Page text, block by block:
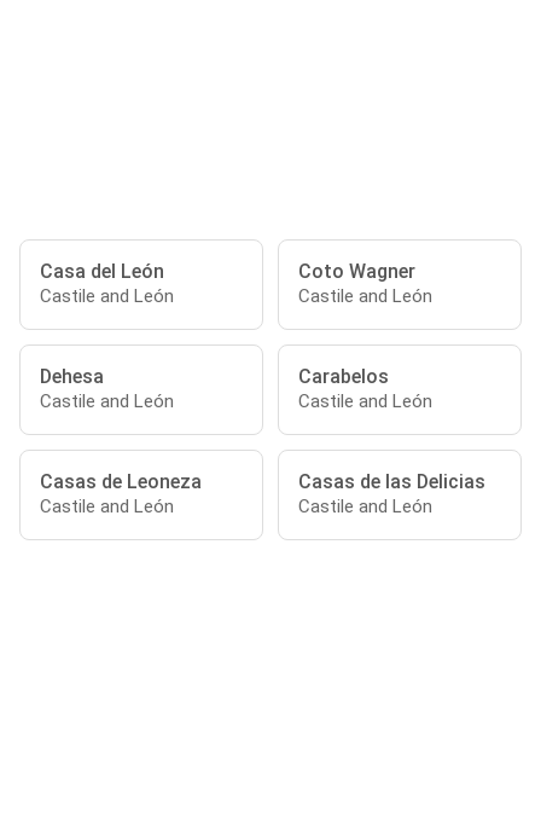
Casa del León
Castile and León
Coto Wagner
Castile and León
Dehesa
Castile and León
Carabelos
Castile and León
Casas de Leoneza
Castile and León
Casas de las Delicias
Castile and León